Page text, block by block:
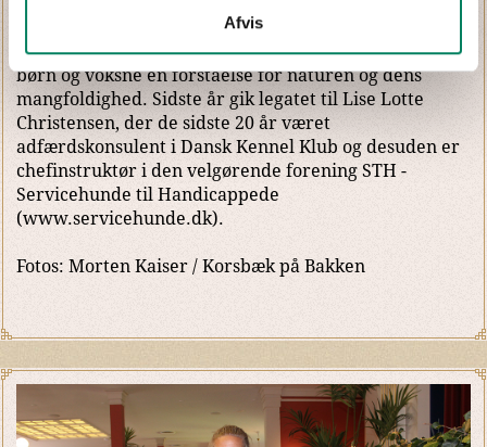
Afvis
Den første modtager af legatet på kr. 20.000,- var
Sebastian Klein for sit virke i arbejdet for at give både
børn og voksne en forståelse for naturen og dens
mangfoldighed. Sidste år gik legatet til Lise Lotte
Christensen, der de sidste 20 år været
adfærdskonsulent i Dansk Kennel Klub og desuden er
chefinstruktør i den velgørende forening STH -
Servicehunde til Handicappede
(www.servicehunde.dk).
Fotos: Morten Kaiser / Korsbæk på Bakken